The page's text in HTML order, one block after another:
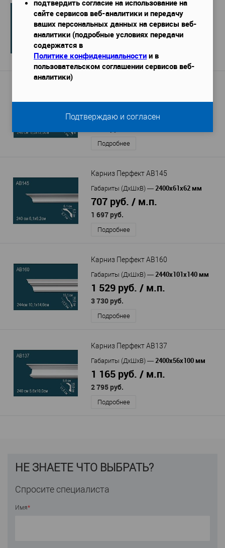
Габариты (ДхШхВ)—2300х64х116 мм
2 898 руб. / м.п.
6 666 руб.
Подробнее
Габариты (ДхШхВ)—2400х65х125 мм
1 484 руб. / м.п.
Подробнее
Карниз Перфект AB145
Габариты (ДхШхВ) — 2400х61х62 мм
707 руб. / м.п.
1 697 руб.
Подробнее
Карниз Перфект AB160
Габариты (ДхШхВ) — 2440х101х140 мм
1 529 руб. / м.п.
3 730 руб.
Подробнее
Карниз Перфект AB137
Габариты (ДхШхВ) — 2400х56х100 мм
1 165 руб. / м.п.
2 795 руб.
Подробнее
НЕ ЗНАЕТЕ ЧТО ВЫБРАТЬ?
Спросите специалиста
Имя*
подтвердить согласие на использование на
сайте сервисов веб-аналитики и передачу
ваших персональных данных на сервисы веб-
аналитики (подробные условиях передачи
содержатся в
Политике конфиденциальности и в
пользовательском соглашении сервисов веб-
аналитики)
Подтверждаю и согласен